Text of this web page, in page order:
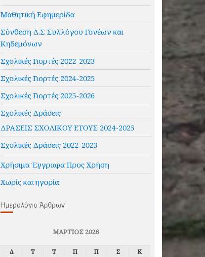
Μαθητική Εφημερίδα
Σύνθεση Δ.Σ Συλλόγου Γονέων και
Κηδεμόνων
Σχολικές Γιορτές 2022-2023
Σχολικές Γιορτές 2024-2025
Σχολικές Γιορτές 2025-2026
Σχολικές Δράσεις
ΔΡΑΣΕΙΣ ΣΧΟΛΙΚΟΥ ΕΤΟΥΣ 2024-2025
Σχολικές Δράσεις 2022-2023
Χρήσιμα Έγγραφα Προς Χρήση
Χωρίς κατηγορία
Ημερολόγιο Άρθρων
ΜΆΡΤΙΟΣ 2026
Δ Τ Τ Π Π Σ
Κ